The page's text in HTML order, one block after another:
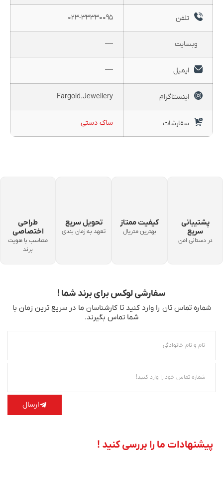
تلفن ۰۲۳-۳۳۳۳۰۰۹۵
وبسایت ----
ایمیل ----
اینستاگرام Fargold.Jewellery
سفارشات ساک دستی
پشتیبانی
سریع
در دستانی امن
کیفیت ممتاز
بهترین متریال
تحویل سریع
تعهد به زمان بندی
طراحی
اختصاصی
متناسب با هویت
برند
سفارشی لوکس برای برند شما !
شماره تماس‌ تان را وارد کنید تا کارشناسان ما در سریع‌ ترین زمان با
شما تماس بگیرند.
ارسال
پیشنهادات ما را بررسی کنید !